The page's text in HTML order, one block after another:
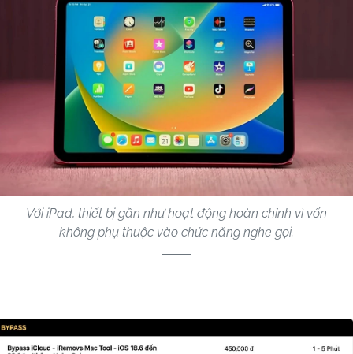
Với iPad, thiết bị gần như hoạt động hoàn chỉnh vì vốn
không phụ thuộc vào chức năng nghe gọi.